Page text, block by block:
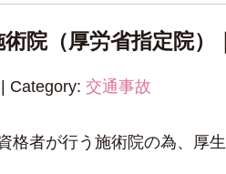
院（厚労省指定院
Category: 交通事故
格者が行う施術院の為、厚